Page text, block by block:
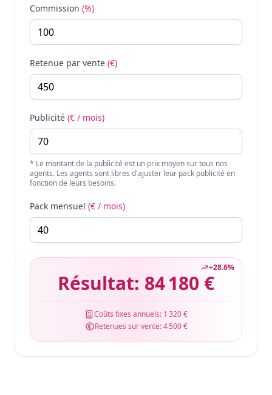
Commission (%)
Retenue par vente (€)
Publicité (€ / mois)
* Le montant de la publicité est un prix moyen sur tous nos
agents. Les agents sont libres d'ajuster leur pack publicité en
fonction de leurs besoins.
Pack mensuel (€ / mois)
+28.6%
Résultat: 84 180 €
Coûts fixes annuels: 1 320 €
Retenues sur vente:4 500 €